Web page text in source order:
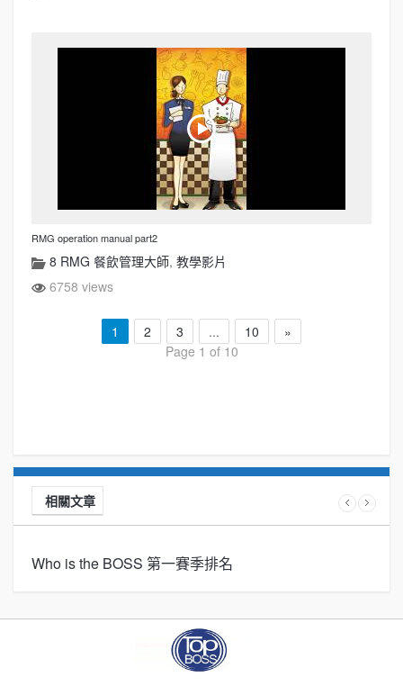
RMG operation manual part2
8 RMG 餐飲管理大師, 教學影片
6758 views
1 2 3 ... 10
»
Page 1 of 10
相關文章
Who is the BOSS 第一賽季排名